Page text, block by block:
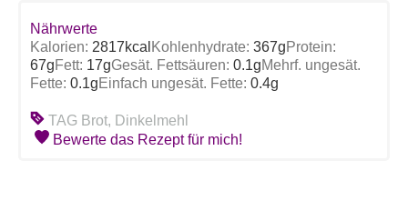
Nährwerte
Kalorien: 2817kcal Kohlenhydrate: 367gProtein:
67gFett: 17gGesät. Fettsäuren: 0.1gMehrf. ungesät.
Fette: 0.1gEinfach ungesät. Fette: 0.4g
TAG Brot, Dinkelmehl
Bewerte das Rezept für mich!